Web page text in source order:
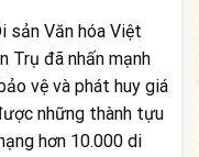
sản Văn hóa Việt
Trụ đã nhấn mạnh
vệ và phát huy giá
những thành tựu
hơn 10.000 di